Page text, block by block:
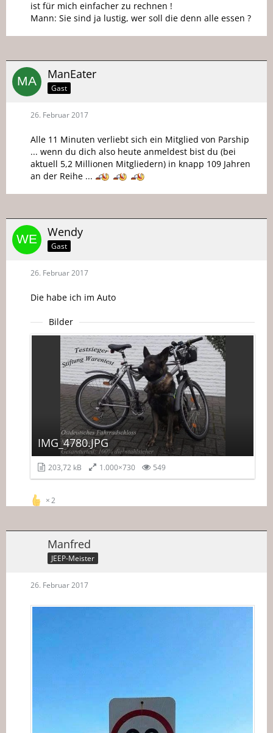
ist für mich einfacher zu rechnen !
Mann: Sie sind ja lustig, wer soll die denn alle essen ?
ManEater
Gast
26. Februar 2017
Alle 11 Minuten verliebt sich ein Mitglied von Parship
... wenn du dich also heute anmeldest bist du (bei
aktuell 5,2 Millionen Mitgliedern) in knapp 109 Jahren
an der Reihe ...
Wendy
Gast
26. Februar 2017
Die habe ich im Auto
Bilder
IMG_4780.JPG
203,72 kB 1.000×730 549
2
Manfred
JEEP-Meister
26. Februar 2017